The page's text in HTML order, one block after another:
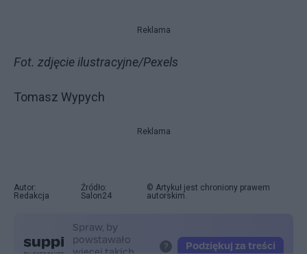
Reklama
Fot. zdjęcie ilustracyjne/Pexels
Tomasz Wypych
Reklama
Autor:
Redakcja
Źródło:
Salon24
© Artykuł jest chroniony prawem
autorskim.